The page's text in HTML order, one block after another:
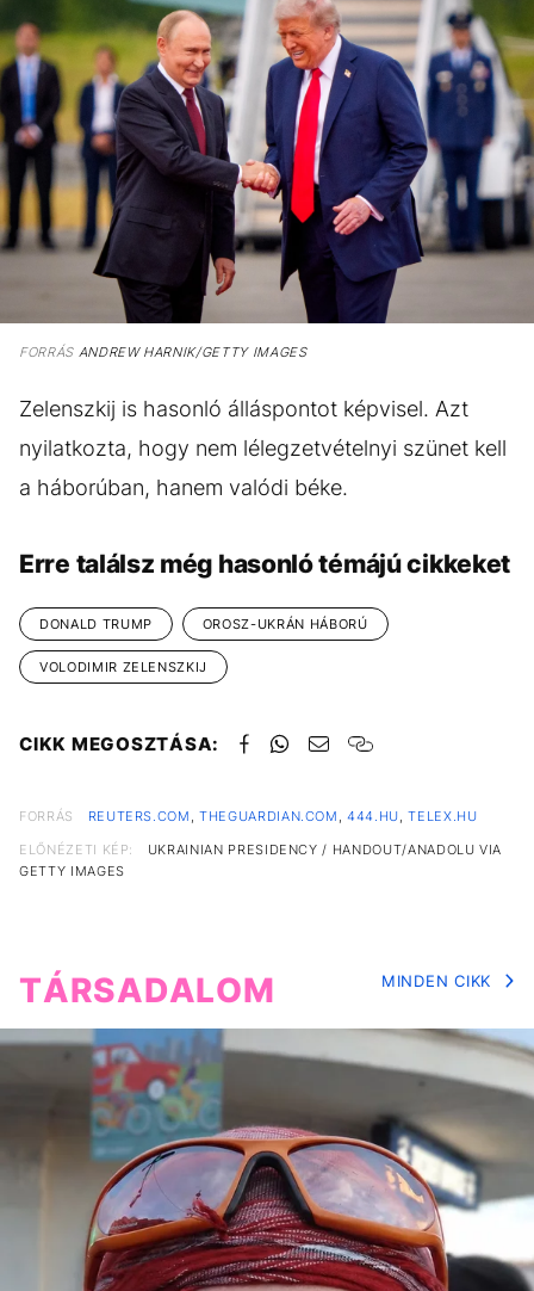
FORRÁSANDREW HARNIK/GETTY IMAGES
Zelenszkij is hasonló álláspontot képvisel. Azt
nyilatkozta, hogy nem lélegzetvételnyi szünet kell
a háborúban, hanem valódi béke.
Erre találsz még hasonló témájú cikkeket
DONALD TRUMP OROSZ-UKRÁN HÁBORÚ
VOLODIMIR ZELENSZKIJ
CIKK MEGOSZTÁSA:
FORRÁS REUTERS.COM ,THEGUARDIAN.COM ,444.HU,TELEX.HU
ELŐNÉZETI KÉP:
UKRAINIAN PRESIDENCY / HANDOUT/ANADOLU VIA
GETTY IMAGES
TÁRSADALOM MINDEN CIKK